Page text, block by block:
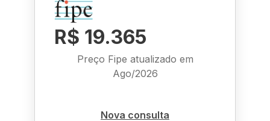
R$ 19.365
Preço Fipe atualizado em
Ago/2026
Nova consulta